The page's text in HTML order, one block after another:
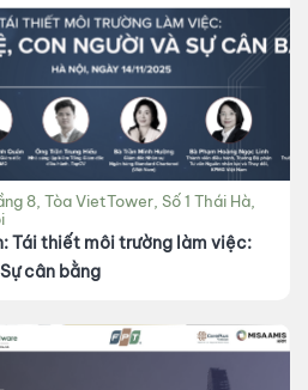
8, Tòa VietTower, Số 1 Thái Hà,
Tái thiết môi trường làm việc:
cân bằng